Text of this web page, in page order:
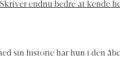
endnu bedre at kende
sin historie har hun i den